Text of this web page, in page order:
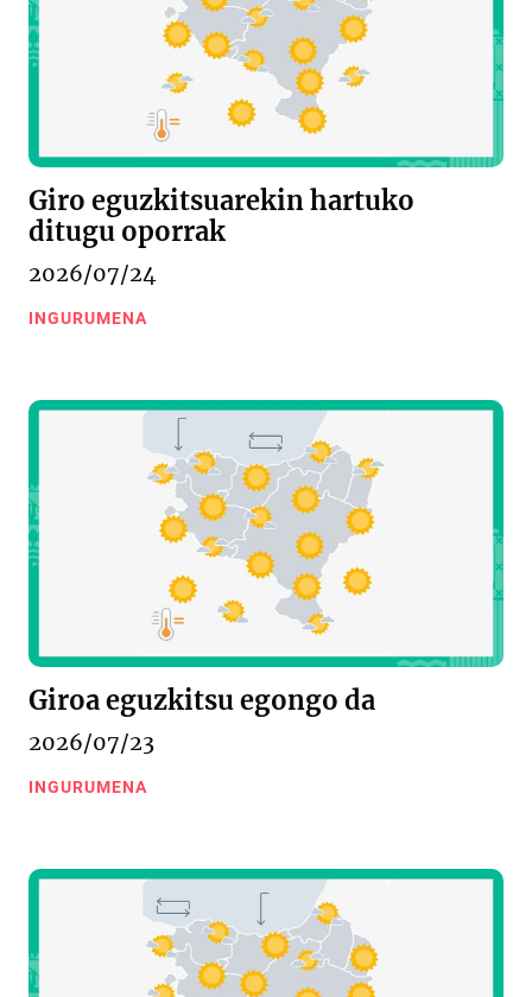
Giro eguzkitsuarekin hartuko
ditugu oporrak
2026/07/24
INGURUMENA
Giroa eguzkitsu egongo da
2026/07/23
INGURUMENA